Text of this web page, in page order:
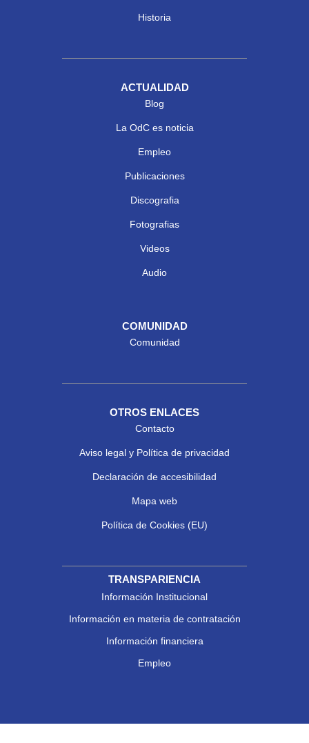
Historia
ACTUALIDAD
Blog
La OdC es noticia
Empleo
Publicaciones
Discografia
Fotografias
Videos
Audio
COMUNIDAD
Comunidad
OTROS ENLACES
Contacto
Aviso legal y Política de privacidad
Declaración de accesibilidad
Mapa web
Política de Cookies (EU)
TRANSPARIENCIA
Información Institucional
Información en materia de contratación
Información financiera
Empleo